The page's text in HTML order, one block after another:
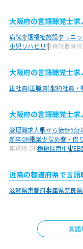
大阪府の言語聴覚士
病院介護福祉施設クリニ
小児リハビリ整骨院接骨院
大阪府の言語聴覚士
正社員(正職員)契約社員・
大阪府の言語聴覚士
管理職求人駅から徒歩5分
新卒OK残業少なめ寮・借
無資格 OK積極採用中WEB
近隣の都道府県で言
滋賀県京都府兵庫県奈良県
言